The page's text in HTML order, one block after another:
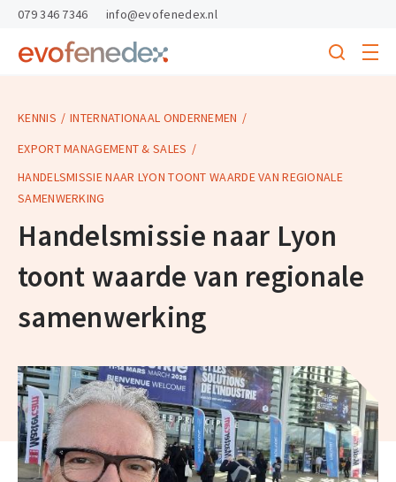
skipToContent
skipToFooter
Return
homepage
Search
menu
079 346 7346 info@evofenedex.nl
KENNIS
INTERNATIONAAL ONDERNEMEN
EXPORT MANAGEMENT & SALES
HANDELSMISSIE NAAR LYON TOONT WAARDE VAN REGIONALE
SAMENWERKING
Handelsmissie naar Lyon
toont waarde van regionale
samenwerking